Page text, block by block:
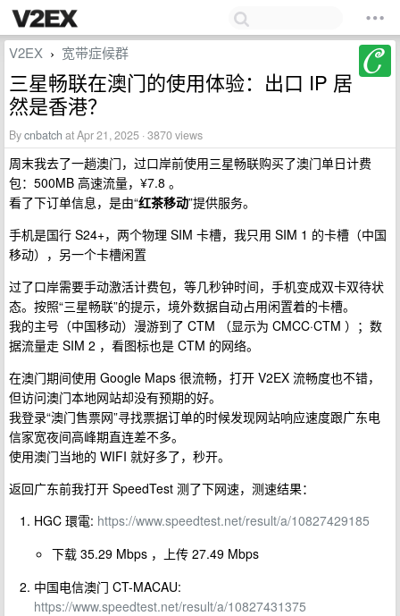
V2EX › 宽带症候群
三星畅联在澳门的使用体验：出口 IP 居
然是香港？
Bycnbatch at Apr 21, 2025 · 3870 views
周末我去了一趟澳门，过口岸前使用三星畅联购买了澳门单日计费
包：500MB 高速流量，¥7.8 。
看了下订单信息，是由“红茶移动”提供服务。
手机是国行 S24+，两个物理 SIM 卡槽，我只用 SIM 1 的卡槽（中国
移动），另一个卡槽闲置
过了口岸需要手动激活计费包，等几秒钟时间，手机变成双卡双待状
态。按照“三星畅联”的提示，境外数据自动占用闲置着的卡槽。
我的主号（中国移动）漫游到了 CTM （显示为 CMCC·CTM ）；数
据流量走 SIM 2 ，看图标也是 CTM 的网络。
在澳门期间使用 Google Maps 很流畅，打开 V2EX 流畅度也不错，
但访问澳门本地网站却没有预期的好。
我登录“澳门售票网”寻找票据订单的时候发现网站响应速度跟广东电
信家宽夜间高峰期直连差不多。
使用澳门当地的 WIFI 就好多了，秒开。
返回广东前我打开 SpeedTest 测了下网速，测速结果：
HGC 環電: https://www.speedtest.net/result/a/10827429185
下载 35.29 Mbps ，上传 27.49 Mbps
中国电信澳门 CT-MACAU:
https://www.speedtest.net/result/a/10827431375